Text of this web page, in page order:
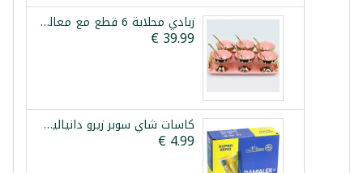
زبادي محلاية 6 قطع مع معالق زهر
كاسات شاي سوبر زيرو دانياليكس 12 كاسة